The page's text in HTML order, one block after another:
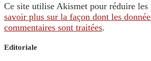
Ce site utilise Akismet pour réduire les
savoir plus sur la façon dont les
commentaires sont traitées.
Editoriale